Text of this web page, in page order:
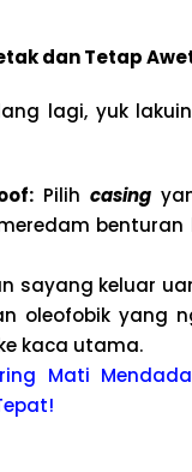
dan Tetap
lagi, yuk
Pilih casing
sayang keluar
oleofobik yang
kaca utama.
Mati